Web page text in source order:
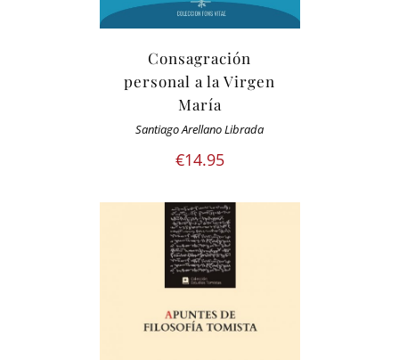
Consagración
personal a la Virgen
María
Santiago Arellano Librada
€14.95